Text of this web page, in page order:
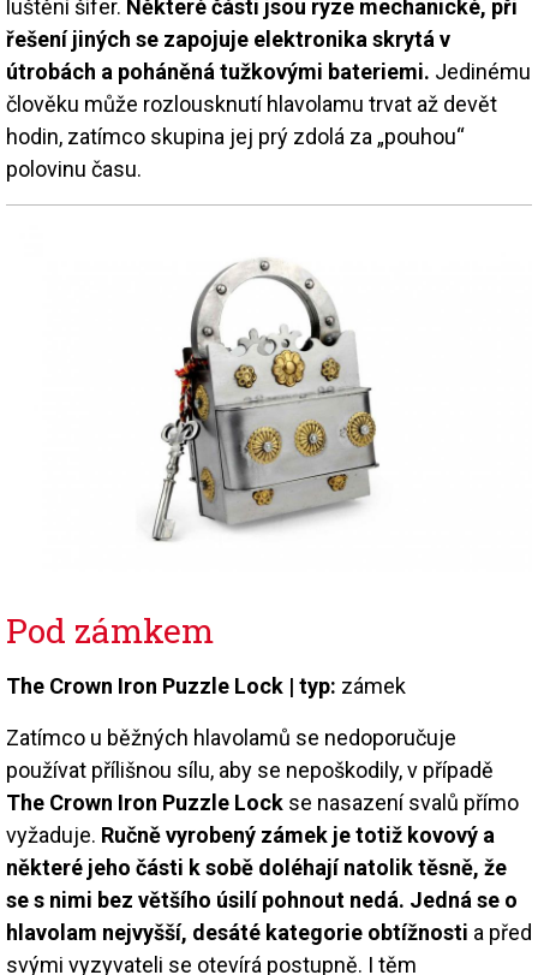
luštění šifer. Některé části jsou ryze mechanické, při
řešení jiných se zapojuje elektronika skrytá v
útrobách a poháněná tužkovými bateriemi. Jedinému
člověku může rozlousknutí hlavolamu trvat až devět
hodin, zatímco skupina jej prý zdolá za „pouhou“
polovinu času.
Pod zámkem
The Crown Iron Puzzle Lock | typ: zámek
Zatímco u běžných hlavolamů se nedoporučuje
používat přílišnou sílu, aby se nepoškodily, v případě
The Crown Iron Puzzle Lock se nasazení svalů přímo
vyžaduje. Ručně vyrobený zámek je totiž kovový a
některé jeho části k sobě doléhají natolik těsně, že
se s nimi bez většího úsilí pohnout nedá. Jedná se o
hlavolam nejvyšší, desáté kategorie obtížnosti a před
svými vyzyvateli se otevírá postupně. I těm